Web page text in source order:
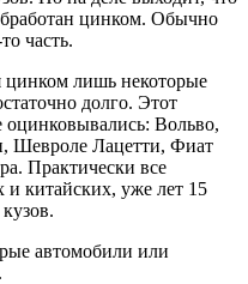
цинком. Обычно
часть.
цинком лишь некоторые
долго. Этот
Вольво,
Шевроле Лацетти, Фиат
Практически все
и китайских, уже лет 15
автомобили или